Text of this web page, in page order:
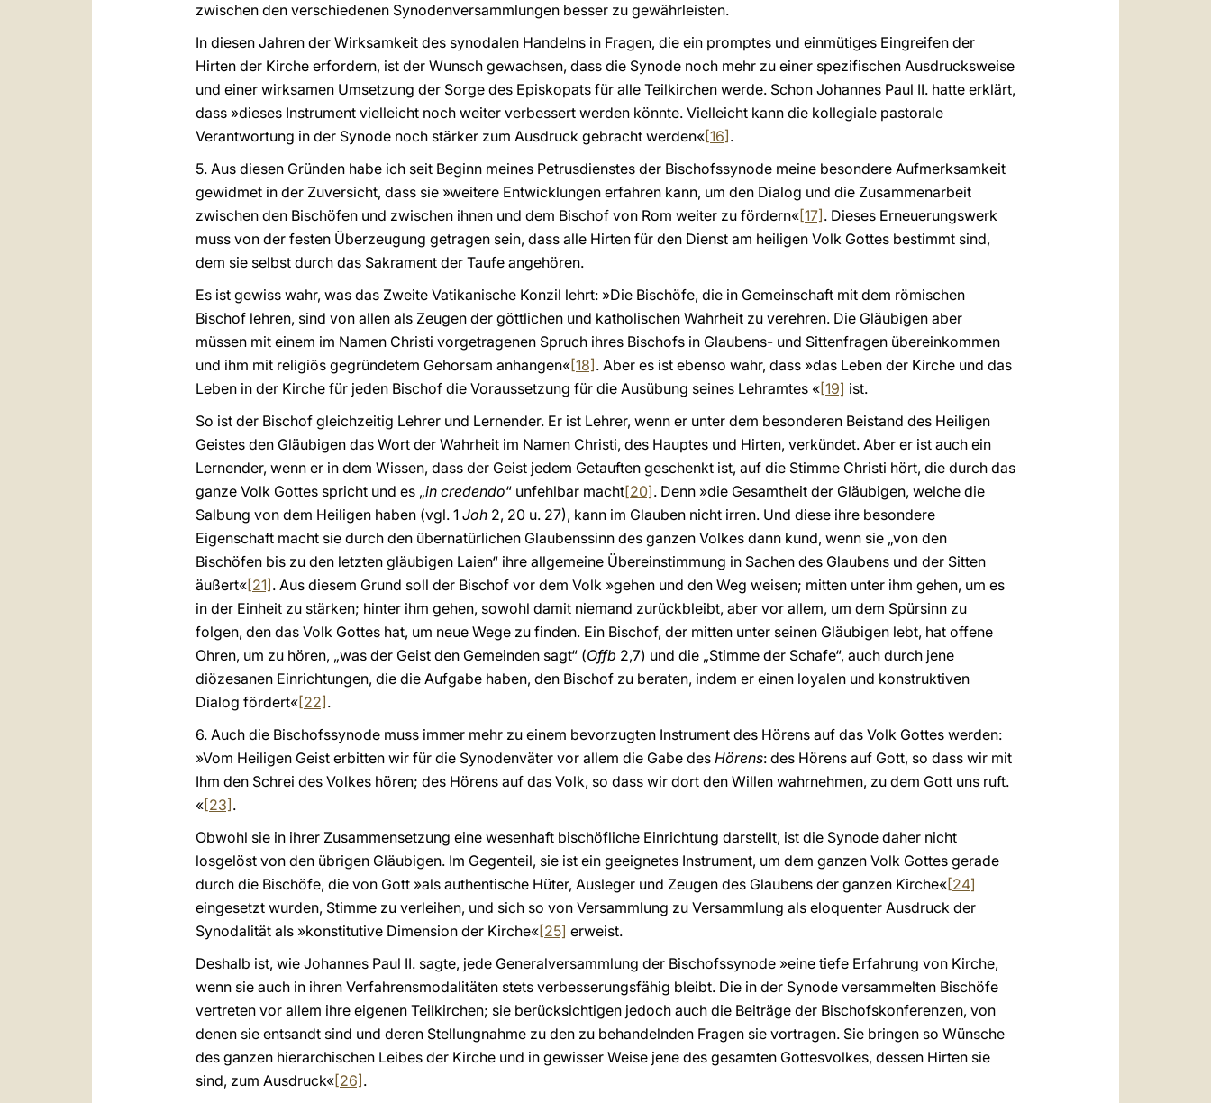
zwischen den verschiedenen Synodenversammlungen besser zu gewährleisten.
In diesen Jahren der Wirksamkeit des synodalen Handelns in Fragen, die ein promptes und einmütiges Eingreifen der
Hirten der Kirche erfordern, ist der Wunsch gewachsen, dass die Synode noch mehr zu einer spezifischen Ausdrucksweise
und einer wirksamen Umsetzung der Sorge des Episkopats für alle Teilkirchen werde. Schon Johannes Paul II. hatte erklärt,
dass »dieses Instrument vielleicht noch weiter verbessert werden könnte. Vielleicht kann die kollegiale pastorale
Verantwortung in der Synode noch stärker zum Ausdruck gebracht werden«[16] .
5. Aus diesen Gründen habe ich seit Beginn meines Petrusdienstes der Bischofssynode meine besondere Aufmerksamkeit
gewidmet in der Zuversicht, dass sie »weitere Entwicklungen erfahren kann, um den Dialog und die Zusammenarbeit
zwischen den Bischöfen und zwischen ihnen und dem Bischof von Rom weiter zu fördern«[17] . Dieses Erneuerungswerk
muss von der festen Überzeugung getragen sein, dass alle Hirten für den Dienst am heiligen Volk Gottes bestimmt sind,
dem sie selbst durch das Sakrament der Taufe angehören.
Es ist gewiss wahr, was das Zweite Vatikanische Konzil lehrt: »Die Bischöfe, die in Gemeinschaft mit dem römischen
Bischof lehren, sind von allen als Zeugen der göttlichen und katholischen Wahrheit zu verehren. Die Gläubigen aber
müssen mit einem im Namen Christi vorgetragenen Spruch ihres Bischofs in Glaubens- und Sittenfragen übereinkommen
und ihm mit religiös gegründetem Gehorsam anhangen«[18] . Aber es ist ebenso wahr, dass »das Leben der Kirche und das
Leben in der Kirche für jeden Bischof die Voraussetzung für die Ausübung seines Lehramtes «[19] ist.
So ist der Bischof gleichzeitig Lehrer und Lernender. Er ist Lehrer, wenn er unter dem besonderen Beistand des Heiligen
Geistes den Gläubigen das Wort der Wahrheit im Namen Christi, des Hauptes und Hirten, verkündet. Aber er ist auch ein
Lernender, wenn er in dem Wissen, dass der Geist jedem Getauften geschenkt ist, auf die Stimme Christi hört, die durch das
ganze Volk Gottes spricht und es „in credendo“ unfehlbar macht[20]. Denn »die Gesamtheit der Gläubigen, welche die
Salbung von dem Heiligen haben (vgl. 1 Joh 2, 20 u. 27), kann im Glauben nicht irren. Und diese ihre besondere
Eigenschaft macht sie durch den übernatürlichen Glaubenssinn des ganzen Volkes dann kund, wenn sie „von den
Bischöfen bis zu den letzten gläubigen Laien“ ihre allgemeine Übereinstimmung in Sachen des Glaubens und der Sitten
äußert«[21] . Aus diesem Grund soll der Bischof vor dem Volk »gehen und den Weg weisen; mitten unter ihm gehen, um es
in der Einheit zu stärken; hinter ihm gehen, sowohl damit niemand zurückbleibt, aber vor allem, um dem Spürsinn zu
folgen, den das Volk Gottes hat, um neue Wege zu finden. Ein Bischof, der mitten unter seinen Gläubigen lebt, hat offene
Ohren, um zu hören, „was der Geist den Gemeinden sagt“ (Offb 2,7) und die „Stimme der Schafe“, auch durch jene
diözesanen Einrichtungen, die die Aufgabe haben, den Bischof zu beraten, indem er einen loyalen und konstruktiven
Dialog fördert«[22] .
6. Auch die Bischofssynode muss immer mehr zu einem bevorzugten Instrument des Hörens auf das Volk Gottes werden:
»Vom Heiligen Geist erbitten wir für die Synodenväter vor allem die Gabe des Hörens: des Hörens auf Gott, so dass wir mit
Ihm den Schrei des Volkes hören; des Hörens auf das Volk, so dass wir dort den Willen wahrnehmen, zu dem Gott uns ruft.
«[23] .
Obwohl sie in ihrer Zusammensetzung eine wesenhaft bischöfliche Einrichtung darstellt, ist die Synode daher nicht
losgelöst von den übrigen Gläubigen. Im Gegenteil, sie ist ein geeignetes Instrument, um dem ganzen Volk Gottes gerade
durch die Bischöfe, die von Gott »als authentische Hüter, Ausleger und Zeugen des Glaubens der ganzen Kirche«[24]
eingesetzt wurden, Stimme zu verleihen, und sich so von Versammlung zu Versammlung als eloquenter Ausdruck der
Synodalität als »konstitutive Dimension der Kirche«[25] erweist.
Deshalb ist, wie Johannes Paul II. sagte, jede Generalversammlung der Bischofssynode »eine tiefe Erfahrung von Kirche,
wenn sie auch in ihren Verfahrensmodalitäten stets verbesserungsfähig bleibt. Die in der Synode versammelten Bischöfe
vertreten vor allem ihre eigenen Teilkirchen; sie berücksichtigen jedoch auch die Beiträge der Bischofskonferenzen, von
denen sie entsandt sind und deren Stellungnahme zu den zu behandelnden Fragen sie vortragen. Sie bringen so Wünsche
des ganzen hierarchischen Leibes der Kirche und in gewisser Weise jene des gesamten Gottesvolkes, dessen Hirten sie
sind, zum Ausdruck«[26] .